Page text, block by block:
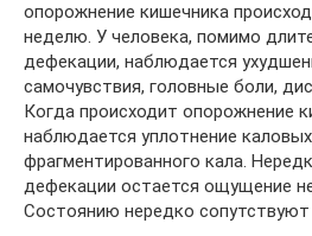
опорожнение кишечника
неделю. У человека, помимо
дефекации, наблюдается
самочувствия, головные боли,
Когда происходит опорожнение
наблюдается уплотнение
фрагментированного кала.
дефекации остается ощущение
Состоянию нередко сопутствуют